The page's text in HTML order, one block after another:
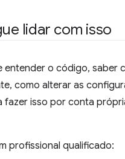
lidar com isso
entender o código, saber
como alterar as
fazer isso por conta
profissional qualificado: